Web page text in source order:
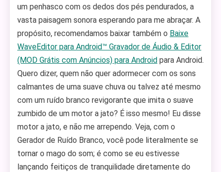
um penhasco com os dedos dos pés pendurados, a
vasta paisagem sonora esperando para me abraçar. A
propósito, recomendamos baixar também o Baixe
WaveEditor para Android™ Gravador de Áudio & Editor
(MOD Grátis com Anúncios) para Android para Android.
Quero dizer, quem não quer adormecer com os sons
calmantes de uma suave chuva ou talvez até mesmo
com um ruído branco revigorante que imita o suave
zumbido de um motor a jato? É isso mesmo! Eu disse
motor a jato, e não me arrependo. Veja, com o
Gerador de Ruído Branco, você pode literalmente se
tornar o mago do som; é como se eu estivesse
lançando feitiços de tranquilidade diretamente do